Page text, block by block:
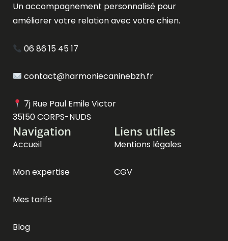
Un accompagnement personnalisé pour
améliorer votre relation avec votre chien.
06 86 15 45 17
contact@harmoniecaninebzh.fr
7j Rue Paul Emile Victor
35150 CORPS-NUDS
Navigation
Accueil
Mon expertise
Mes tarifs
Blog
Liens utiles
Mentions légales
CGV